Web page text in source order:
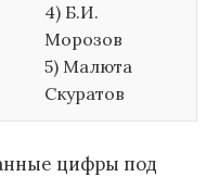
4) Б.И.
Морозов
5) Малюта
Скуратов
цифры под